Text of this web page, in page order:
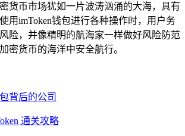
货币市场犹如一片波涛汹涌的大海，具有
用imToken钱包进行各种操作时，用户务
险，并像精明的航海家一样做好风险防范
密货币的海洋中安全航行。
背后的公司
通关攻略